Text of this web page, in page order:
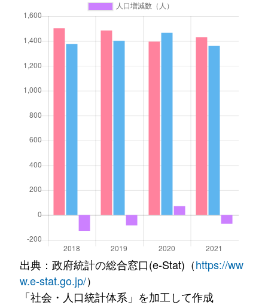
出典：政府統計の総合窓口(e-Stat)（https://ww
w.e-stat.go.jp/）
「社会・人口統計体系」を加工して作成